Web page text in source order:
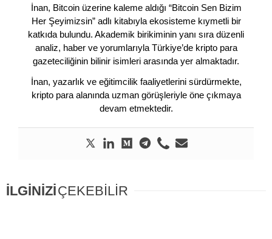
İnan, Bitcoin üzerine kaleme aldığı “Bitcoin Sen Bizim
Her Şeyimizsin” adlı kitabıyla ekosisteme kıymetli bir
katkıda bulundu. Akademik birikiminin yanı sıra düzenli
analiz, haber ve yorumlarıyla Türkiye’de kripto para
gazeteciliğinin bilinir isimleri arasında yer almaktadır.
İnan, yazarlık ve eğitimcilik faaliyetlerini sürdürmekte,
kripto para alanında uzman görüşleriyle öne çıkmaya
devam etmektedir.
İLGİNİZİÇEKEBİLİR